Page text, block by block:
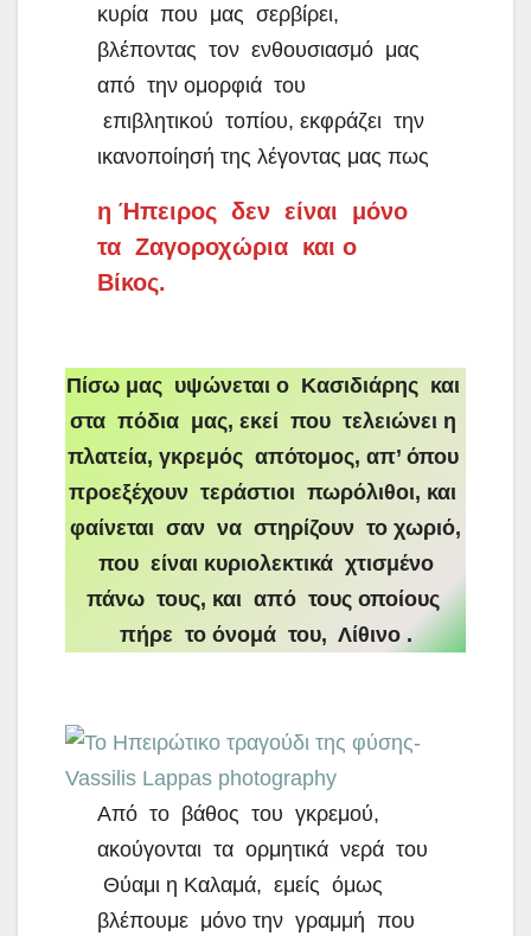
κυρία που μας σερβίρει,
βλέποντας τον ενθουσιασμό μας
από την ομορφιά του
επιβλητικού τοπίου, εκφράζει την
ικανοποίησή της λέγοντας μας πως
η Ήπειρος δεν είναι μόνο
τα Ζαγοροχώρια και ο
Βίκος.
Πίσω μας υψώνεται ο Κασιδιάρης και
στα πόδια μας, εκεί που τελειώνει η
πλατεία, γκρεμός απότομος, απ’ όπου
προεξέχουν τεράστιοι πωρόλιθοι, και
φαίνεται σαν να στηρίζουν το χωριό,
που είναι κυριολεκτικά χτισμένο
πάνω τους, και από τους οποίους
πήρε το όνομά του, Λίθινο .
Από το βάθος του γκρεμού,
ακούγονται τα ορμητικά νερά του
Θύαμι η Καλαμά, εμείς όμως
βλέπουμε μόνο την γραμμή που